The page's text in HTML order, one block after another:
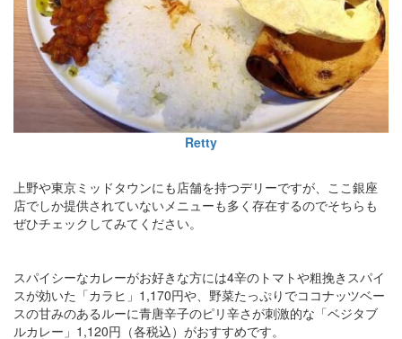
Retty
上野や東京ミッドタウンにも店舗を持つデリーですが、ここ銀座
店でしか提供されていないメニューも多く存在するのでそちらも
ぜひチェックしてみてください。
スパイシーなカレーがお好きな方には4辛のトマトや粗挽きスパイ
スが効いた「カラヒ」1,170円や、野菜たっぷりでココナッツベー
スの甘みのあるルーに青唐辛子のピリ辛さが刺激的な「ベジタブ
ルカレー」1,120円（各税込）がおすすめです。